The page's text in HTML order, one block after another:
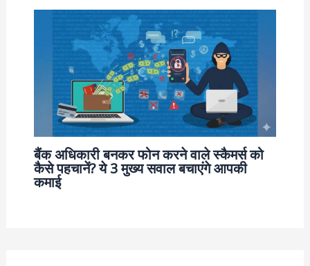
बैंक अधिकारी बनकर फोन करने वाले स्कैमर्स को
कैसे पहचानें? ये 3 मुख्य सवाल बचाएंगे आपकी
कमाई